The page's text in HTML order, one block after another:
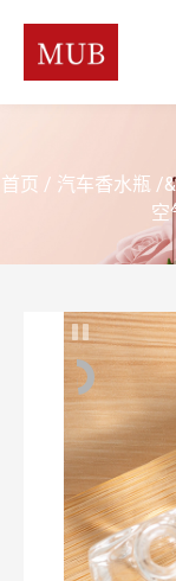
首页 / 汽车香水瓶 /
空